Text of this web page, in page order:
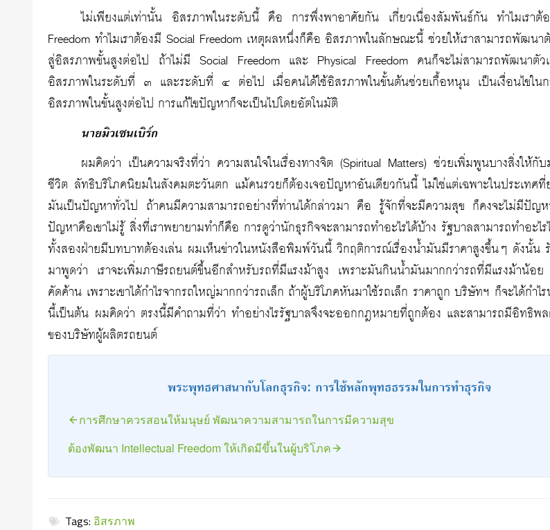
ไม่เพียงแต่เท่านั้น อิสรภาพในระดับนี้ คือ การพึ่งพาอาศัยกัน เกี่ยวเนื่องสัมพันธ์กัน ทำไมเราต้
Freedom ทำไมเราต้องมี Social Freedom เหตุผลหนึ่งก็คือ อิสรภาพในลักษณะนี้ ช่วยให้เราสามารถพัฒนา
สู่อิสรภาพขั้นสูงต่อไป ถ้าไม่มี Social Freedom และ Physical Freedom คนก็จะไม่สามารถพัฒนาตัวเ
อิสรภาพในระดับที่ ๓ และระดับที่ ๔ ต่อไป เมื่อคนได้ใช้อิสรภาพในขั้นต้นช่วยเกื้อหนุน เป็นเงื่อนไขใน
อิสรภาพในขั้นสูงต่อไป การแก้ไขปัญหาก็จะเป็นไปโดยอัตโนมัติ
นายมิวเซนเบิร์ก
ผมคิดว่า เป็นความจริงที่ว่า ความสนใจในเรื่องทางจิต (Spiritual Matters) ช่วยเพิ่มพูนบางสิ่งให้กั
ชีวิต ลัทธิบริโภคนิยมในสังคมตะวันตก แม้คนรวยก็ต้องเจอปัญหาอันเดียวกันนี้ ไม่ใช่แต่เฉพาะในประเทศที่
มันเป็นปัญหาทั่วไป ถ้าคนมีความสามารถอย่างที่ท่านได้กล่าวมา คือ รู้จักที่จะมีความสุข ก็คงจะไม่มีปัญ
ปัญหาคือเขาไม่รู้ สิ่งที่เราพยายามทำก็คือ การดูว่านักธุรกิจจะสามารถทำอะไรได้บ้าง รัฐบาลสามารถทำอะไร
ทั้งสองฝ่ายมีบทบาทต้องเล่น ผมเห็นข่าวในหนังสือพิมพ์วันนี้ วิกฤติการณ์เรื่องน้ำมันมีราคาสูงขึ้นๆ ดังนั้น
มาพูดว่า เราจะเพิ่มภาษีรถยนต์ขึ้นอีกสำหรับรถที่มีแรงม้าสูง เพราะมันกินน้ำมันมากกว่ารถที่มีแรงม้าน้อ
คัดค้าน เพราะเขาได้กำไรจากรถใหญ่มากกว่ารถเล็ก ถ้าผู้บริโภคหันมาใช้รถเล็ก ราคาถูก บริษัทฯ ก็จะได้กำไ
นี้เป็นต้น ผมคิดว่า ตรงนี้มีคำถามที่ว่า ทำอย่างไรรัฐบาลจึงจะออกกฎหมายที่ถูกต้อง และสามารถมีอิทธิพ
ของบริษัทผู้ผลิตรถยนต์
พระพุทธศาสนากับโลกธุรกิจ: การใช้หลักพุทธธรรมในการทำธุรกิจ
การศึกษาควรสอนให้มนุษย์ พัฒนาความสามารถในการมีความสุข
ต้องพัฒนา Intellectual Freedom ให้เกิดมีขึ้นในผู้บริโภค
Tags: อิสรภาพ